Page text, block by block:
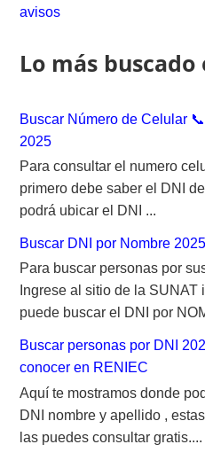
avisos
Lo más buscado
Buscar Número de Celular
2025
Para consultar el numero
primero debe saber el DNI
podrá ubicar el DNI ...
Buscar DNI por Nombre 2025
Para buscar personas por
Ingrese al sitio de la
puede buscar el DNI por
Buscar personas por DNI
conocer en RENIEC
Aquí te mostramos donde
DNI nombre y apellido ,
las puedes consultar gratis....